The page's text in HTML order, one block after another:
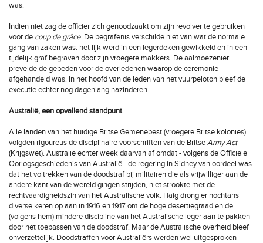
was.
Indien niet zag de officier zich genoodzaakt om zijn revolver te gebruiken
voor de coup de grâce. De begrafenis verschilde niet van wat de normale
gang van zaken was: het lijk werd in een legerdeken gewikkeld en in een
tijdelijk graf begraven door zijn vroegere makkers. De aalmoezenier
prevelde de gebeden voor de overledenen waarop de ceremonie
afgehandeld was. In het hoofd van de leden van het vuurpeloton bleef de
executie echter nog dagenlang nazinderen...
Australië, een opvallend standpunt
Alle landen van het huidige Britse Gemenebest (vroegere Britse kolonies)
volgden rigoureus de disciplinaire voorschriften van de BritseArmy Act
(Krijgswet). Australië echter week daarvan af omdat - volgens de Officiële
Oorlogsgeschiedenis van Australië - de regering in Sidney van oordeel was
dat het voltrekken van de doodstraf bij militairen die als vrijwilliger aan de
andere kant van de wereld gingen strijden, niet strookte met de
rechtvaardigheidszin van het Australische volk. Haig drong er nochtans
diverse keren op aan in 1916 en 1917 om de hoge desertiegraad en de
(volgens hem) mindere discipline van het Australische leger aan te pakken
door het toepassen van de doodstraf. Maar de Australische overheid bleef
onverzettelijk. Doodstraffen voor Australiërs werden wel uitgesproken